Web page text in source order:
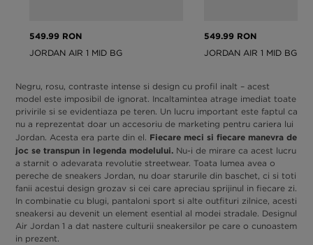
549.99 RON
JORDAN AIR 1 MID BG
549.99 RON
JORDAN AIR 1 MID BG
Negru, rosu, contraste intense si design cu profil inalt – acest
model este imposibil de ignorat. Incaltamintea atrage imediat toate
privirile si se evidentiaza pe teren. Un lucru important este faptul ca
nu a reprezentat doar un accesoriu de marketing pentru cariera lui
Jordan. Acesta era parte din el. Fiecare meci si fiecare manevra de
joc se transpun in legenda modelului. Nu-i de mirare ca acest lucru
a starnit o adevarata revolutie streetwear. Toata lumea avea o
pereche de sneakers Jordan, nu doar starurile din baschet, ci si toti
fanii acestui design grozav si cei care apreciau sprijinul in fiecare zi.
In combinatie cu blugi, pantaloni sport si alte outfituri zilnice, acesti
sneakersi au devenit un element esential al modei stradale. Designul
Air Jordan 1 a dat nastere culturii sneakersilor pe care o cunoastem
in prezent.